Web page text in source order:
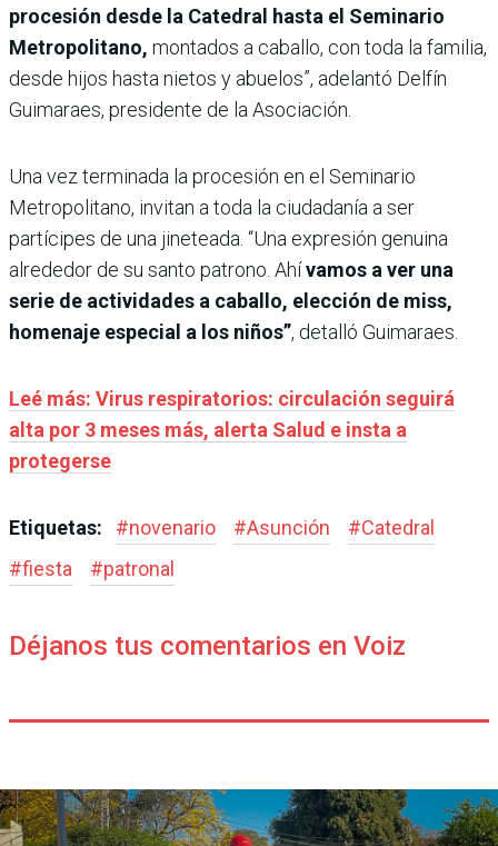
procesión desde la Catedral hasta el Seminario
Metropolitano, montados a caballo, con toda la familia,
desde hijos hasta nietos y abuelos”, adelantó Delfín
Guimaraes, presidente de la Asociación.
Una vez terminada la procesión en el Seminario
Metropolitano, invitan a toda la ciudadanía a ser
partícipes de una jineteada. “Una expresión genuina
alrededor de su santo patrono. Ahívamos a ver una
serie de actividades a caballo, elección de miss,
homenaje especial a los niños”, detalló Guimaraes.
Leé más: Virus respiratorios: circulación seguirá
alta por 3 meses más, alerta Salud e insta a
protegerse
Etiquetas: #novenario #Asunción #Catedral
#fiesta #patronal
Déjanos tus comentarios en Voiz